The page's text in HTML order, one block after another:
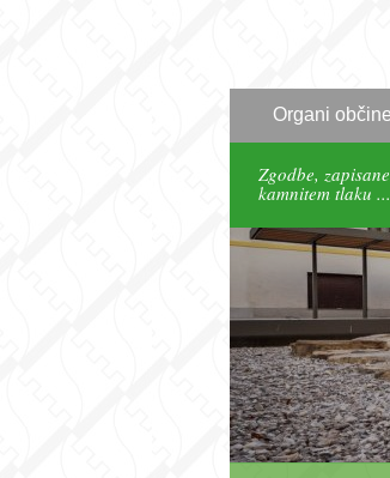
Organi občine
Zgodbe,
kamnitem tlaku ...